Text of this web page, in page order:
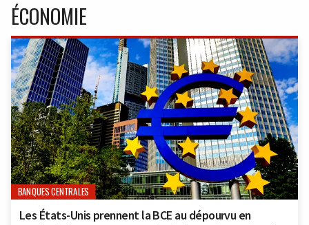
ÉCONOMIE
BANQUES CENTRALES
Les États-Unis prennent la BCE au dépourvu en